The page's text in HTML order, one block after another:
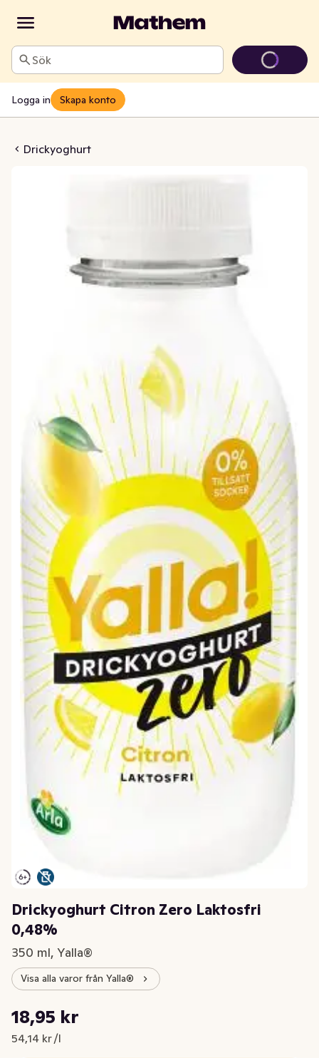
Sök
Logga in Skapa konto
Drickyoghurt
Zero Laktosfri 0,48%
Drickyoghurt Citron Zero Laktosfri
0,48%
350 ml, Yalla®
Visa alla varor från Yalla®
Nuvarande pris är: 18,95 kr
18,95 kr
54,14 kr /l
Styckpris: 54,14 kr /l